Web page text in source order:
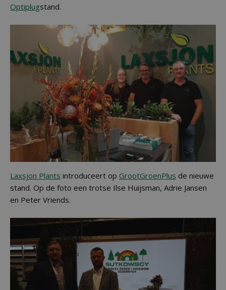
Optiplugstand.
Laxsjon Plants introduceert op GrootGroenPlus de nieuwe
stand. Op de foto een trotse Ilse Huijsman, Adrie Jansen
en Peter Vriends.